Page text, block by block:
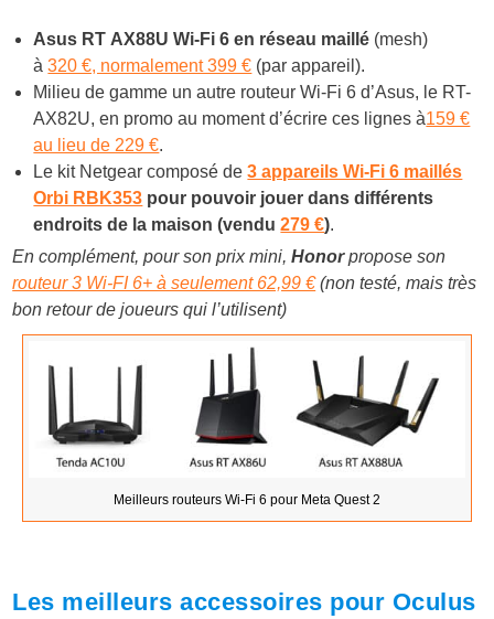
Asus RT AX88U Wi-Fi 6 en réseau maillé (mesh)
à320 €, normalement 399 € (par appareil).
Milieu de gamme un autre routeur Wi-Fi 6 d’Asus, le RT-
AX82U, en promo au moment d’écrire ces lignes à159 €
au lieu de 229 €.
Le kit Netgear composé de3 appareils Wi-Fi 6 maillés
Orbi RBK353 pour pouvoir jouer dans différents
endroits de la maison (vendu279 €).
En complément, pour son prix mini,Honorpropose son
routeur 3 Wi-FI 6+ à seulement 62,99 €(non testé, mais très
bon retour de joueurs qui l’utilisent)
Meilleurs routeurs Wi-Fi 6 pour Meta Quest 2
Les meilleurs accessoires pour Oculus